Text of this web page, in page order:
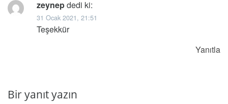
zeynepdedi ki:
31 Ocak 2021, 21:51
Teşekkür
Yanıtla
Bir yanıt yazın